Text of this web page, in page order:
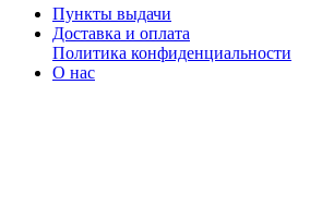
Пункты выдачи
Доставка и оплата
Политика конфиденциальности
О нас